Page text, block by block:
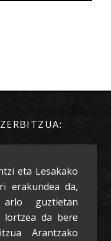
eta Lesakako
erakundea da,
guztietan
lortzea da bere
Arantzako